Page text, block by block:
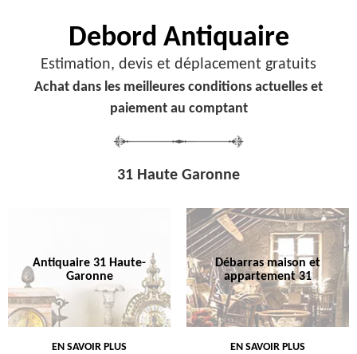
Debord Antiquaire
Estimation, devis et déplacement gratuits
Achat dans les meilleures conditions actuelles et
paiement au comptant
31 Haute Garonne
Antiquaire 31 Haute-
Garonne
EN SAVOIR PLUS
Débarras maison et
appartement 31
EN SAVOIR PLUS